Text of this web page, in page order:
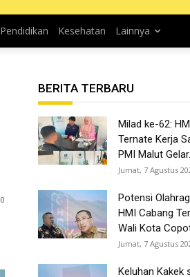
Pendidikan Kesehatan Lainnya
0
BERITA TERBARU
Milad ke-62:
Ternate Kerja
PMI Malut
Jumat, 7 Agustus
Potensi
HMI Cabang
Wali Kota
Jumat, 7 Agustus
Keluhan Kakek